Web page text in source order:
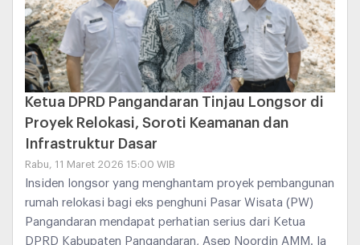
Ketua DPRD Pangandaran Tinjau Longsor di
Proyek Relokasi, Soroti Keamanan dan
Infrastruktur Dasar
Rabu, 11 Maret 2026 15:00 WIB
Insiden longsor yang menghantam proyek pembangunan
rumah relokasi bagi eks penghuni Pasar Wisata (PW)
Pangandaran mendapat perhatian serius dari Ketua
DPRD Kabupaten Pangandaran, Asep Noordin AMM. Ia